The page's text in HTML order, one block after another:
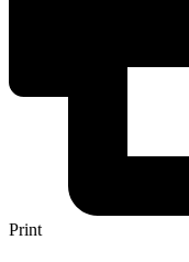
Print